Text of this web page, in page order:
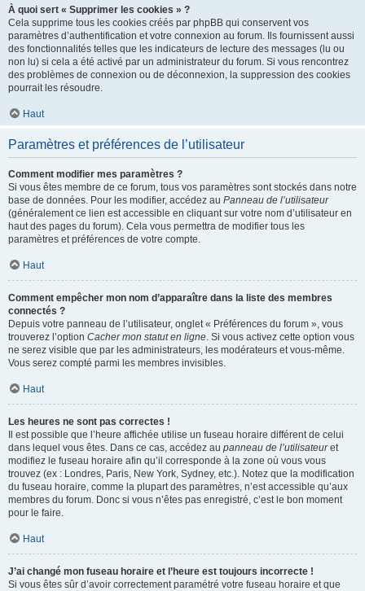
À quoi sert « Supprimer les cookies » ?
Cela supprime tous les cookies créés par phpBB qui conservent vos
paramètres d’authentification et votre connexion au forum. Ils fournissent aussi
des fonctionnalités telles que les indicateurs de lecture des messages (lu ou
non lu) si cela a été activé par un administrateur du forum. Si vous rencontrez
des problèmes de connexion ou de déconnexion, la suppression des cookies
pourrait les résoudre.
Haut
Paramètres et préférences de l’utilisateur
Comment modifier mes paramètres ?
Si vous êtes membre de ce forum, tous vos paramètres sont stockés dans notre
base de données. Pour les modifier, accédez au Panneau de l’utilisateur
(généralement ce lien est accessible en cliquant sur votre nom d’utilisateur en
haut des pages du forum). Cela vous permettra de modifier tous les
paramètres et préférences de votre compte.
Haut
Comment empêcher mon nom d’apparaître dans la liste des membres
connectés ?
Depuis votre panneau de l’utilisateur, onglet « Préférences du forum », vous
trouverez l’option Cacher mon statut en ligne. Si vous activez cette option vous
ne serez visible que par les administrateurs, les modérateurs et vous-même.
Vous serez compté parmi les membres invisibles.
Haut
Les heures ne sont pas correctes !
Il est possible que l’heure affichée utilise un fuseau horaire différent de celui
dans lequel vous êtes. Dans ce cas, accédez au panneau de l’utilisateuret
modifiez le fuseau horaire afin qu’il corresponde à la zone où vous vous
trouvez (ex : Londres, Paris, New York, Sydney, etc.). Notez que la modification
du fuseau horaire, comme la plupart des paramètres, n’est accessible qu’aux
membres du forum. Donc si vous n’êtes pas enregistré, c’est le bon moment
pour le faire.
Haut
J’ai changé mon fuseau horaire et l’heure est toujours incorrecte !
Si vous êtes sûr d’avoir correctement paramétré votre fuseau horaire et que